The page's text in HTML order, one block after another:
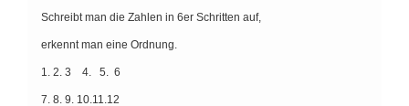
Schreibt man die Zahlen in 6er Schritten auf,
erkennt man eine Ordnung.
1. 2. 3 4. 5. 6
7. 8. 9. 10.11.12